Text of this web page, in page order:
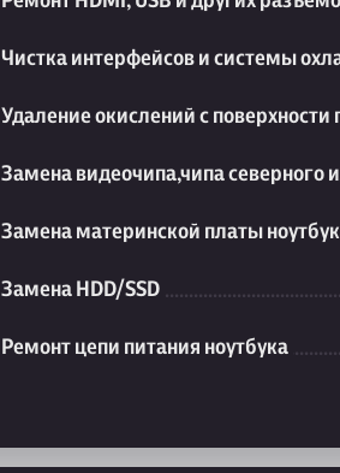
Чистка интерфейсов и системы
Удаление окислений с поверхности
Замена видеочипа,чипа северного
Замена материнской платы
Замена HDD/SSD
Ремонт цепи питания ноутбука